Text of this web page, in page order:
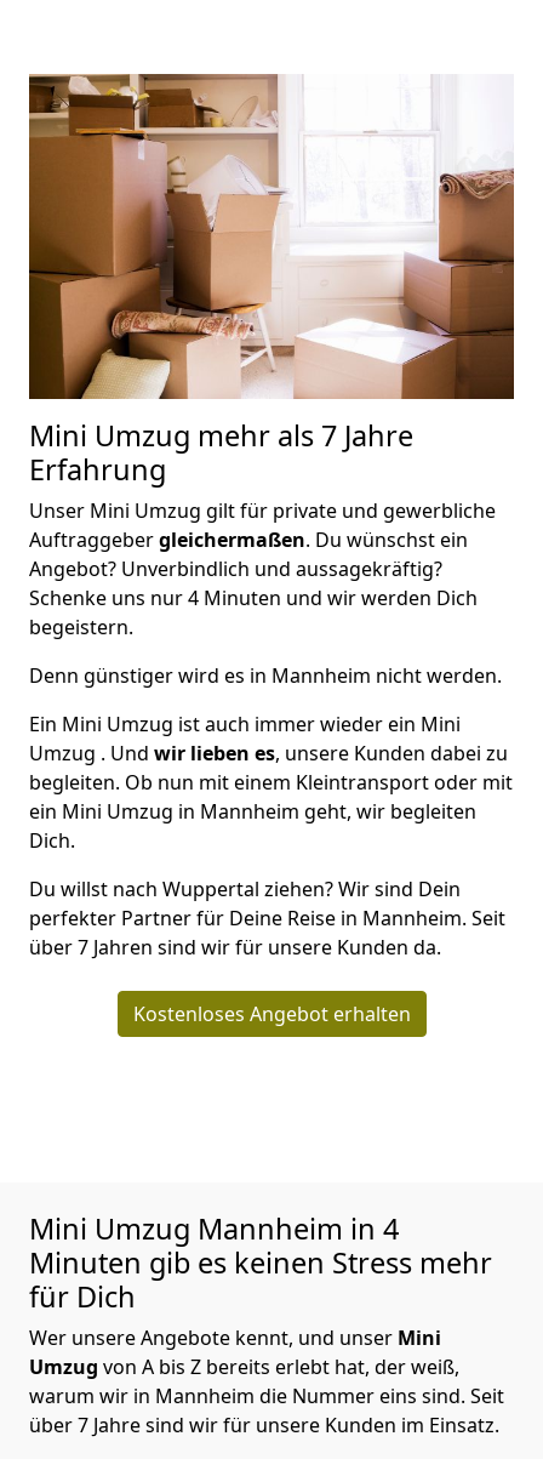
Mini Umzug mehr als 7 Jahre
Erfahrung
Unser Mini Umzug gilt für private und gewerbliche
Auftraggebergleichermaßen. Du wünschst ein
Angebot? Unverbindlich und aussagekräftig?
Schenke uns nur 4 Minuten und wir werden Dich
begeistern.
Denn günstiger wird es in Mannheim nicht werden.
Ein Mini Umzug ist auch immer wieder ein Mini
Umzug . Und wir lieben es, unsere Kunden dabei zu
begleiten. Ob nun mit einem Kleintransport oder mit
ein Mini Umzug in Mannheim geht, wir begleiten
Dich.
Du willst nach Wuppertal ziehen? Wir sind Dein
perfekter Partner für Deine Reise in Mannheim. Seit
über 7 Jahren sind wir für unsere Kunden da.
Kostenloses Angebot erhalten
Mini Umzug Mannheim in 4
Minuten gib es keinen Stress mehr
für Dich
Wer unsere Angebote kennt, und unser Mini
Umzug von A bis Z bereits erlebt hat, der weiß,
warum wir in Mannheim die Nummer eins sind. Seit
über 7 Jahre sind wir für unsere Kunden im Einsatz.